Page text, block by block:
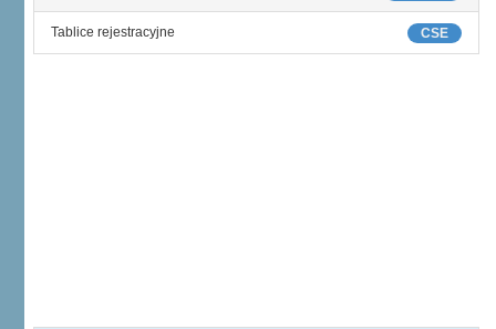
CSE
Tablice rejestracyjne